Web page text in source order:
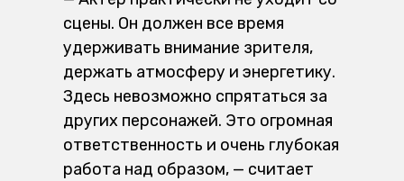
сцены. Он должен все время
удерживать внимание зрителя,
держать атмосферу и энергетику.
Здесь невозможно спрятаться за
других персонажей. Это огромная
ответственность и очень глубокая
работа над образом, — считает